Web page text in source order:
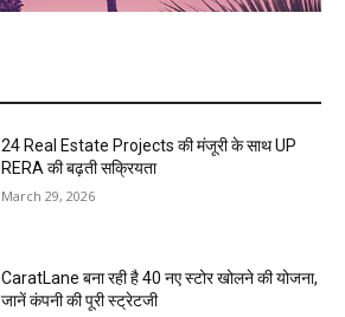
24 Real Estate Projects की मंजूरी के साथ UP
RERA की बढ़ती सक्रियता
March 29, 2026
CaratLane बना रही है 40 नए स्टोर खोलने की योजना,
जानें कंपनी की पूरी स्ट्रेटजी